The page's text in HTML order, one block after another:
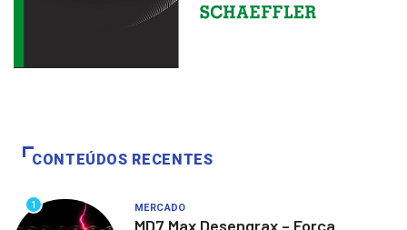
CONTEÚDOS RECENTES
1 MERCADO
MD7 Max Desengrax – Força